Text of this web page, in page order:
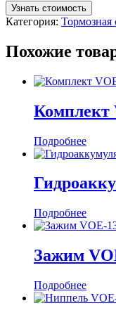
Узнать стоимость
Категория: Тормозная
Похожие
Комплект
Подробнее
Подробнее
Зажим
Подробнее